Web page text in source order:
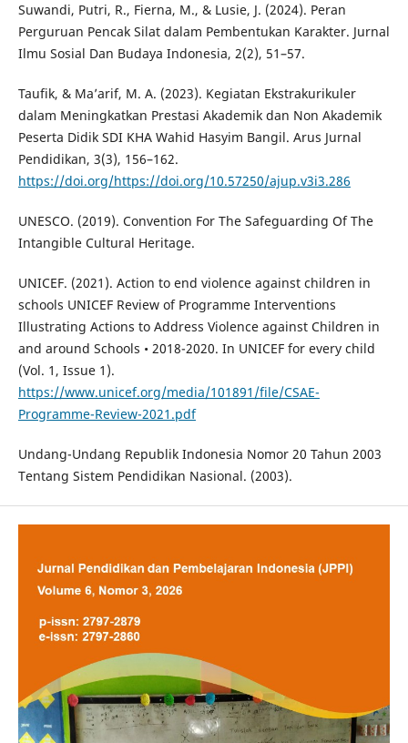
Suwandi, Putri, R., Fierna, M., & Lusie, J. (2024). Peran
Perguruan Pencak Silat dalam Pembentukan Karakter. Jurnal
Ilmu Sosial Dan Budaya Indonesia, 2(2), 51–57.
Taufik, & Ma’arif, M. A. (2023). Kegiatan Ekstrakurikuler
dalam Meningkatkan Prestasi Akademik dan Non Akademik
Peserta Didik SDI KHA Wahid Hasyim Bangil. Arus Jurnal
Pendidikan, 3(3), 156–162.
https://doi.org/https://doi.org/10.57250/ajup.v3i3.286
UNESCO. (2019). Convention For The Safeguarding Of The
Intangible Cultural Heritage.
UNICEF. (2021). Action to end violence against children in
schools UNICEF Review of Programme Interventions
Illustrating Actions to Address Violence against Children in
and around Schools • 2018-2020. In UNICEF for every child
(Vol. 1, Issue 1).
https://www.unicef.org/media/101891/file/CSAE-
Programme-Review-2021.pdf
Undang-Undang Republik Indonesia Nomor 20 Tahun 2003
Tentang Sistem Pendidikan Nasional. (2003).